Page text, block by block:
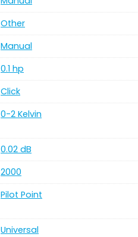
‎Other
‎Manual
‎0.1 hp
‎Click
‎0-2 Kelvin
‎0.02 dB
‎2000
‎Pilot Point
‎Universal